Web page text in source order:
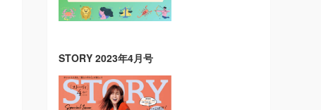
STORY 2023年4月号